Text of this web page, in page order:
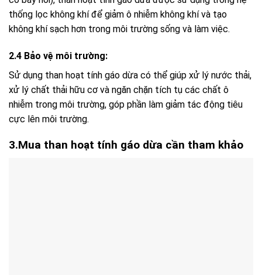
thống lọc không khí để giảm ô nhiễm không khí và tạo
không khí sạch hơn trong môi trường sống và làm việc.
2.4 Bảo vệ môi trường:
Sử dụng than hoạt tính gáo dừa có thể giúp xử lý nước thải,
xử lý chất thải hữu cơ và ngăn chặn tích tụ các chất ô
nhiễm trong môi trường, góp phần làm giảm tác động tiêu
cực lên môi trường.
3.Mua than hoạt tính gáo dừa cần tham khảo